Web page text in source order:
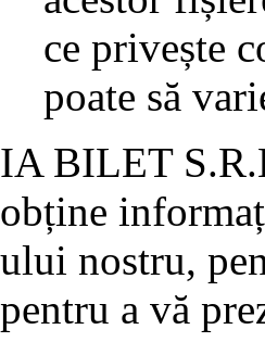
ce privește
poate să
IA BILET
obține
ului nostru,
pentru a vă